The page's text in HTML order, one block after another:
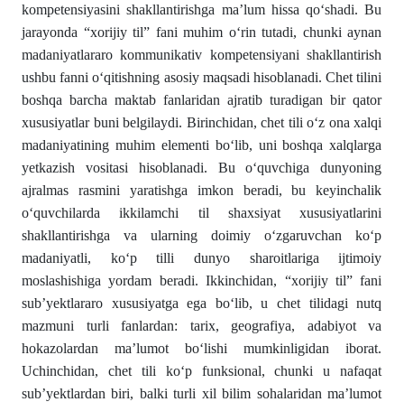
kompetensiyasini shakllantirishga ma’lum hissa qo‘shadi. Bu
jarayonda “xorijiy til” fani muhim o‘rin tutadi, chunki aynan
madaniyatlararo kommunikativ kompetensiyani shakllantirish
ushbu fanni o‘qitishning asosiy maqsadi hisoblanadi. Chet tilini
boshqa barcha maktab fanlaridan ajratib turadigan bir qator
xususiyatlar buni belgilaydi. Birinchidan, chet tili o‘z ona xalqi
madaniyatining muhim elementi bo‘lib, uni boshqa xalqlarga
yetkazish vositasi hisoblanadi. Bu o‘quvchiga dunyoning
ajralmas rasmini yaratishga imkon beradi, bu keyinchalik
o‘quvchilarda ikkilamchi til shaxsiyat xususiyatlarini
shakllantirishga va ularning doimiy o‘zgaruvchan ko‘p
madaniyatli, ko‘p tilli dunyo sharoitlariga ijtimoiy
moslashishiga yordam beradi. Ikkinchidan, “xorijiy til” fani
sub’yektlararo xususiyatga ega bo‘lib, u chet tilidagi nutq
mazmuni turli fanlardan: tarix, geografiya, adabiyot va
hokazolardan ma’lumot bo‘lishi mumkinligidan iborat.
Uchinchidan, chet tili ko‘p funksional, chunki u nafaqat
sub’yektlardan biri, balki turli xil bilim sohalaridan ma’lumot